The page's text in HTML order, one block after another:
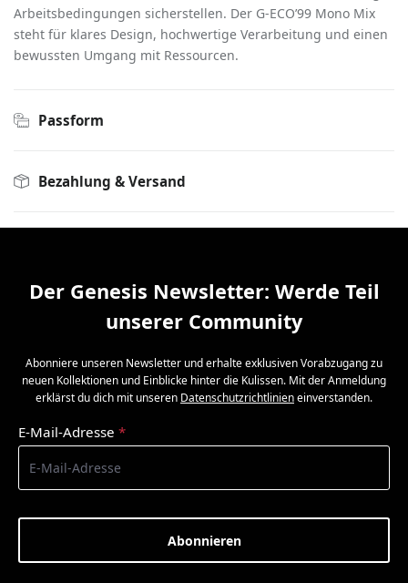
Arbeitsbedingungen sicherstellen. Der G-ECO’99 Mono Mix
steht für klares Design, hochwertige Verarbeitung und einen
bewussten Umgang mit Ressourcen.
Passform
Bezahlung & Versand
Der Genesis Newsletter: Werde Teil
unserer Community
Abonniere unseren Newsletter und erhalte exklusiven Vorabzugang zu
neuen Kollektionen und Einblicke hinter die Kulissen. Mit der Anmeldung
erklärst du dich mit unseren Datenschutzrichtlinieneinverstanden.
E-Mail-Adresse *
Abonnieren